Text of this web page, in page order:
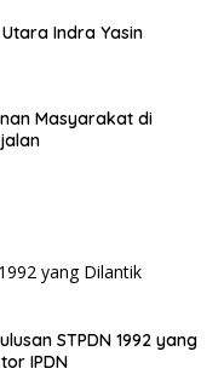
Indra Yasin
Masyarakat di
STPDN 1992 yang
IPDN